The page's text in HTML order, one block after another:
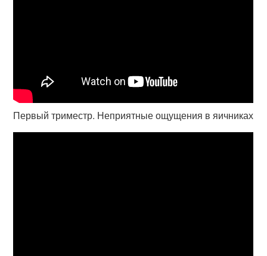
Первый триместр. Неприятные ощущения в яичниках